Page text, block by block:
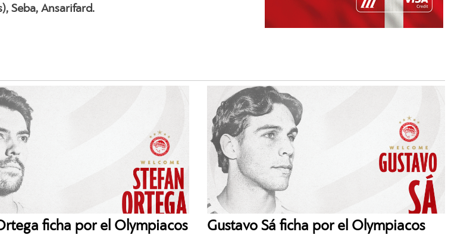
Seba, Ansarifard.
ficha por el Olympiacos Gustavo Sá ficha por el Olympiacos